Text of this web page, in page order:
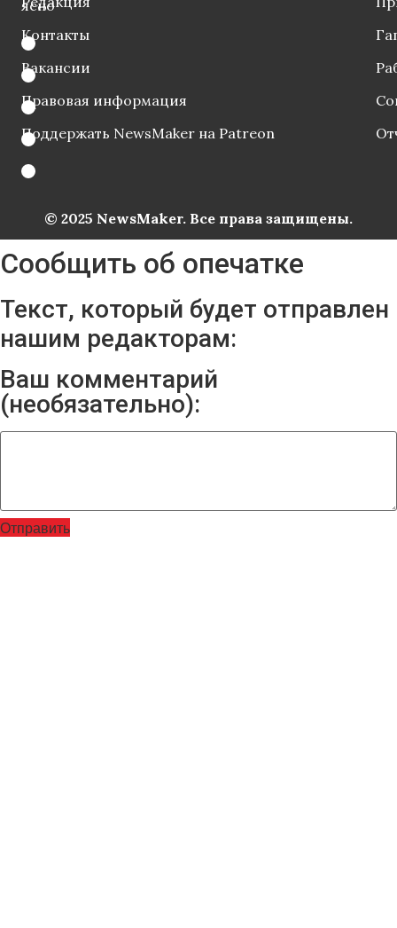
ясно
Контакты
Вакансии
Правовая информация
Поддержать NewsMaker на Patreon
© 2025 NewsMaker. Все права защищены.
Сообщить об опечатке
Текст, который будет отправлен
нашим редакторам:
Ваш комментарий
(необязательно):
Отправить